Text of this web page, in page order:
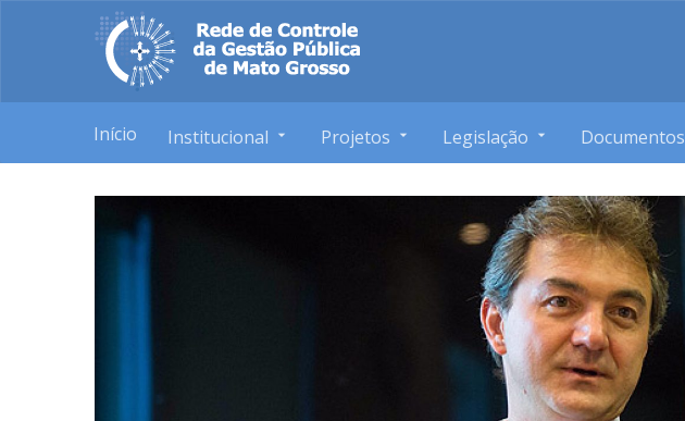
Início Institucional Projetos Legislação Documentos